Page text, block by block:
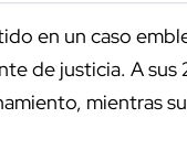
en un caso
de justicia. A sus
mientras su